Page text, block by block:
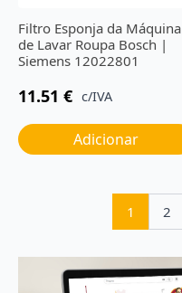
Filtro Esponja da Máquina
de Lavar Roupa Bosch |
Siemens 12022801
11.51 € c/IVA
Adicionar
1 2